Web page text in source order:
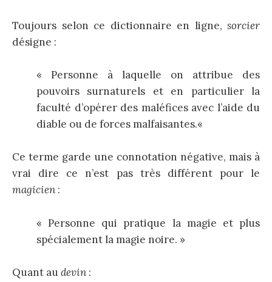
Toujours selon ce dictionnaire en ligne, sorcier
désigne :
« Personne à laquelle on attribue des
pouvoirs surnaturels et en particulier la
faculté d’opérer des maléfices avec l’aide du
diable ou de forces malfaisantes.«
Ce terme garde une connotation négative, mais à
vrai dire ce n’est pas très différent pour le
magicien :
« Personne qui pratique la magie et plus
spécialement la magie noire. »
Quant audevin :